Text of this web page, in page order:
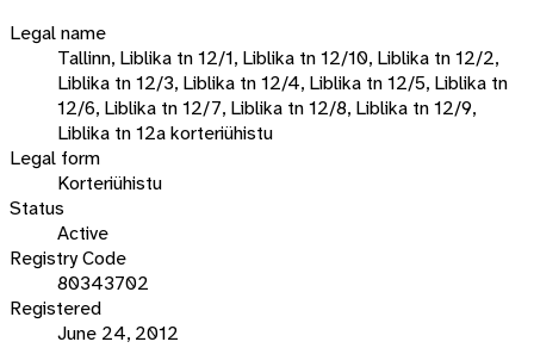
Legal name
Tallinn, Liblika tn 12/1, Liblika tn 12/10, Liblika tn 12/2,
Liblika tn 12/3, Liblika tn 12/4, Liblika tn 12/5, Liblika tn
12/6, Liblika tn 12/7, Liblika tn 12/8, Liblika tn 12/9,
Liblika tn 12a korteriühistu
Legal form
Korteriühistu
Status
Active
Registry Code
80343702
Registered
June 24, 2012